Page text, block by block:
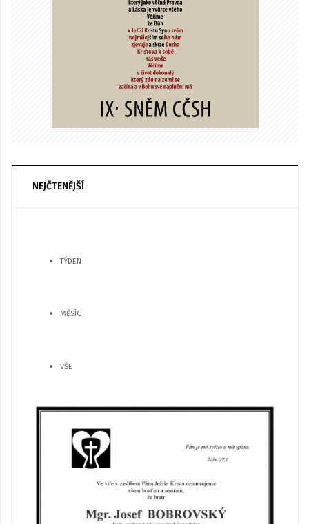
NEJČTENĚJŠÍ
TÝDEN
MĚSÍC
VŠE